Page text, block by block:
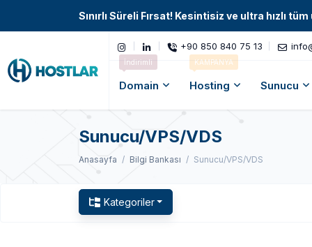
Sınırlı Süreli Fırsat! Kesintisiz ve ultra hızlı
+90 850 840 75 13
İndirimli
Domain
KAMPANYA
Hosting Sunucu
Sunucu/VPS/VDS
Anasayfa Bilgi Bankası Sunucu/VPS/VDS
Kategoriler